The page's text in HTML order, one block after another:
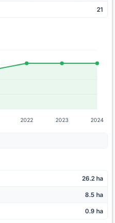
21
2022 2023 2024
26.2 ha
8.5 ha
0.9 ha